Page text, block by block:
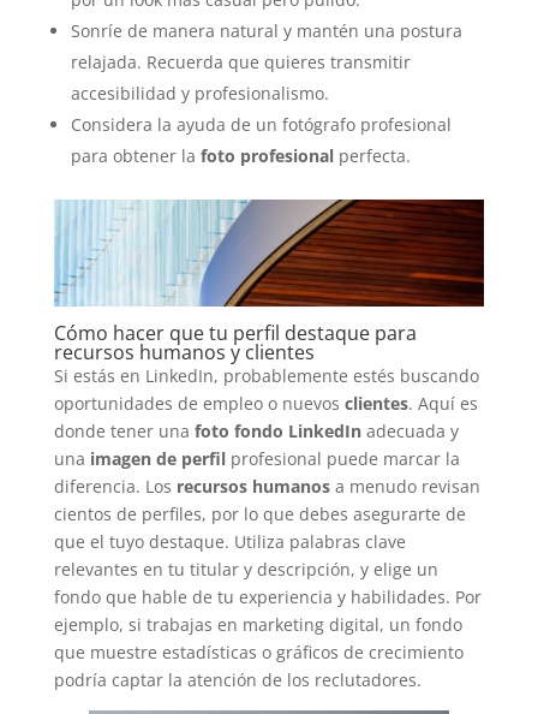
Sonríe de manera natural y mantén una postura
relajada. Recuerda que quieres transmitir
accesibilidad y profesionalismo.
Considera la ayuda de un fotógrafo profesional
para obtener la foto profesionalperfecta.
Cómo hacer que tu perfil destaque para
recursos humanos y clientes
Si estás en LinkedIn, probablemente estés buscando
oportunidades de empleo o nuevos clientes. Aquí es
donde tener una foto fondo LinkedInadecuada y
una imagen de perfilprofesional puede marcar la
diferencia. Los recursos humanosa menudo revisan
cientos de perfiles, por lo que debes asegurarte de
que el tuyo destaque. Utiliza palabras clave
relevantes en tu titular y descripción, y elige un
fondo que hable de tu experiencia y habilidades. Por
ejemplo, si trabajas en marketing digital, un fondo
que muestre estadísticas o gráficos de crecimiento
podría captar la atención de los reclutadores.